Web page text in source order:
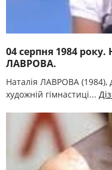
04 серпня 1984
ЛАВРОВА.
Наталія ЛАВРОВА (1984),
художній гімнастиці...